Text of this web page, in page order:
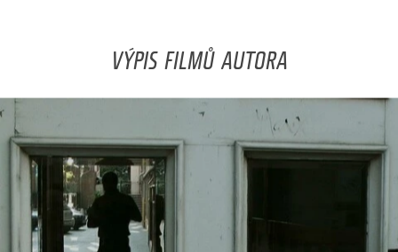
VÝPIS FILMŮ AUTORA